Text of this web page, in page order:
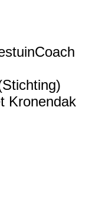
Kronendak